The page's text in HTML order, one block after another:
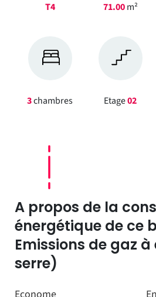
T4 71.00m²
3chambres Etage02
A propos de la
énergétique de ce
Emissions de gaz
serre)